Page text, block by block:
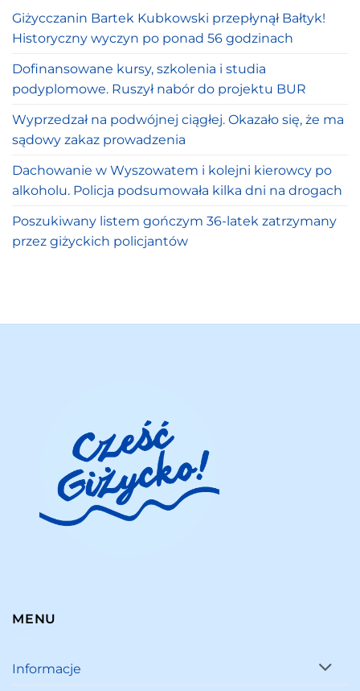
Giżycczanin Bartek Kubkowski przepłynął Bałtyk!
Historyczny wyczyn po ponad 56 godzinach
Dofinansowane kursy, szkolenia i studia
podyplomowe. Ruszył nabór do projektu BUR
Wyprzedzał na podwójnej ciągłej. Okazało się, że ma
sądowy zakaz prowadzenia
Dachowanie w Wyszowatem i kolejni kierowcy po
alkoholu. Policja podsumowała kilka dni na drogach
Poszukiwany listem gończym 36-latek zatrzymany
przez giżyckich policjantów
MENU
Informacje